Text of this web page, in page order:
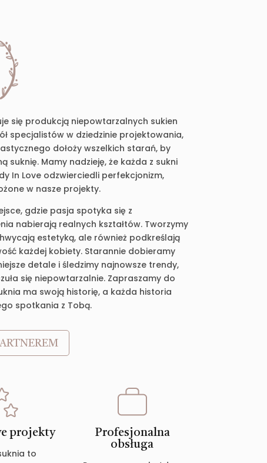
się produkcją niepowtarzalnych sukien
specjalistów w dziedzinie projektowania,
dołoży wszelkich starań, by
suknię. Mamy nadzieję, że każda z sukni
In Love odzwierciedli perfekcjonizm,
w nasze projekty.
gdzie pasja spotyka się z
nabierają realnych kształtów. Tworzymy
estetyką, ale również podkreślają
każdej kobiety. Starannie dobieramy
detale i śledzimy najnowsze trendy,
się niepowtarzalnie. Zapraszamy do
ma swoją historię, a każda historia
spotkania z Tobą.
projekty
to
Profesjonalna
obsługa